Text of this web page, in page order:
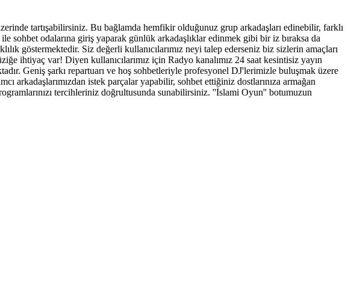
tartışabilirsiniz. Bu bağlamda hemfikir olduğunuz grup arkadaşları edinebilir, farklı
sohbet odalarına giriş yaparak günlük arkadaşlıklar edinmek gibi bir iz bıraksa da
göstermektedir. Siz değerli kullanıcılarımız neyi talep ederseniz biz sizlerin amaçları
ihtiyaç var! Diyen kullanıcılarımız için Radyo kanalımız 24 saat kesintisiz yayın
Geniş şarkı repartuarı ve hoş sohbetleriyle profesyonel DJ'lerimizle buluşmak üzere
arkadaşlarımızdan istek parçalar yapabilir, sohbet ettiğiniz dostlarınıza armağan
tercihleriniz doğrultusunda sunabilirsiniz. ''İslami Oyun'' botumuzun